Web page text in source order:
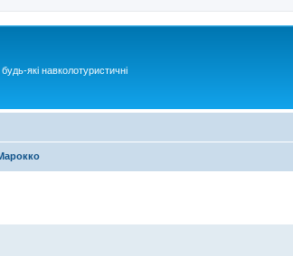
які навколотуристичні